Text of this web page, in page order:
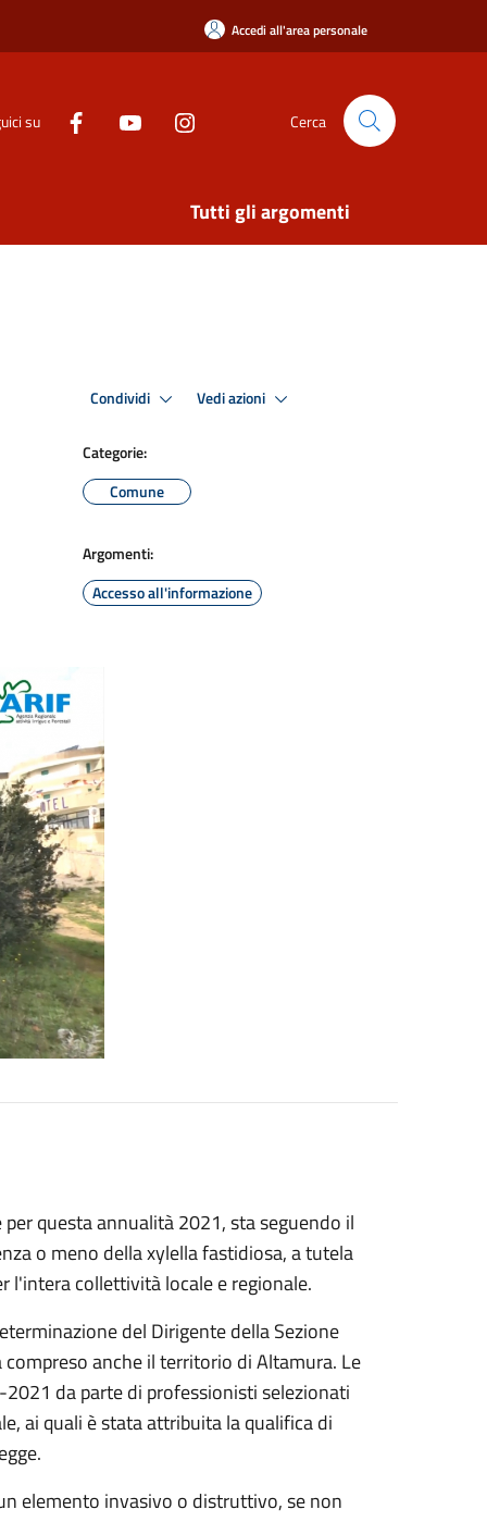
Accedi all'area personale
su Cerca
Tutti gli argomenti
Condividi Vedi azioni
Categorie:
Comune
Argomenti:
Accesso all'informazione
questa annualità 2021, sta seguendo il
o meno della xylella fastidiosa, a tutela
l'intera collettività locale e regionale.
del Dirigente della Sezione
anche il territorio di Altamura. Le
da parte di professionisti selezionati
ai quali è stata attribuita la qualifica di
elemento invasivo o distruttivo, se non